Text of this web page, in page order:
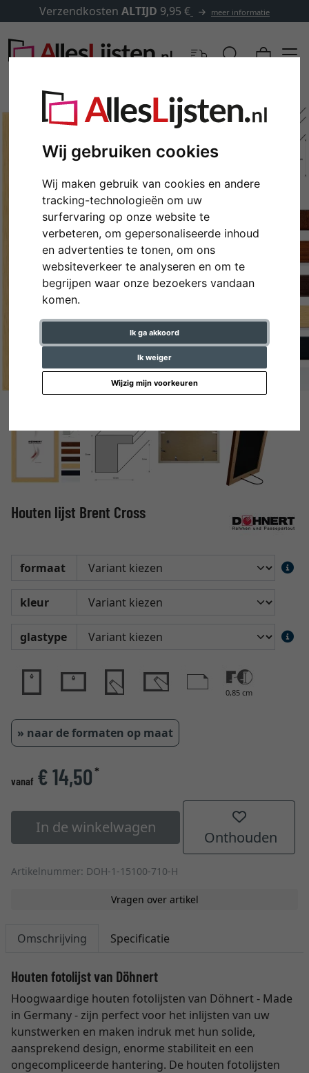
Wij gebruiken cookies
Wij maken gebruik van cookies en andere
tracking-technologieën om uw
surfervaring op onze website te
verbeteren, om gepersonaliseerde inhoud
en advertenties te tonen, om ons
websiteverkeer te analyseren en om te
begrijpen waar onze bezoekers vandaan
komen.
Ik ga akkoord
Ik weiger
Wijzig mijn voorkeuren
Verzendkosten ALTIJD 9,95 € meer informatie
Terug
Houten lijst Brent Cross
formaat
kleur
glastype
0,85 cm
» naar de formaten op maat
vanaf € 14,50*
In de winkelwagen
Onthouden
Artikelnummer: DOH-1-15100-710-H
Vragen over artikel
Omschrijving Specificatie
Houten fotolijst van Döhnert
Hoogwaardige houten fotolijsten van Döhnert - Made
in Germany - zijn perfect voor het inlijsten van uw
kunstwerken en maken indruk met hun solide,
aansprekend design, enorme stabiliteit en een
ongecompliceerde hantering. De houten fotolijsten